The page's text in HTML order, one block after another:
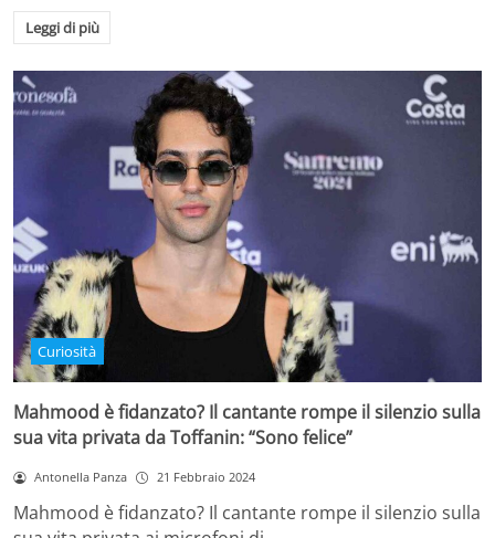
Leggi di più
Curiosità
Mahmood è fidanzato? Il cantante rompe il silenzio sulla
sua vita privata da Toffanin: “Sono felice”
Antonella Panza 21 Febbraio 2024
Mahmood è fidanzato? Il cantante rompe il silenzio sulla